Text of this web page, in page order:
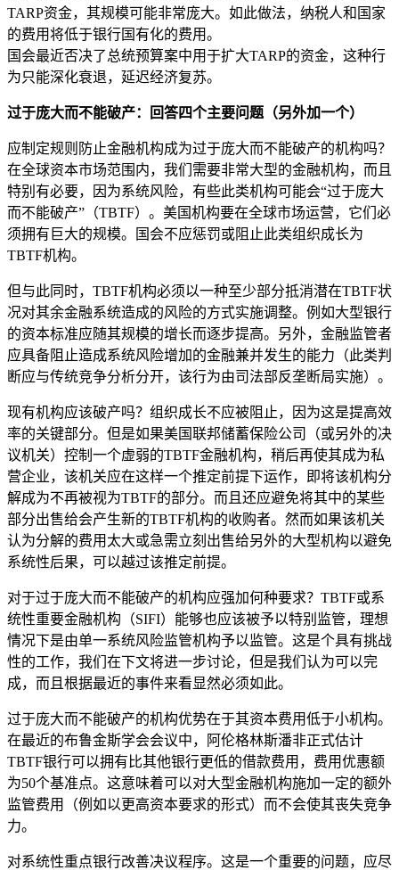
TARP资金，其规模可能非常庞大。如此做法，纳税人和国家
的费用将低于银行国有化的费用。
国会最近否决了总统预算案中用于扩大TARP的资金，这种行
为只能深化衰退，延迟经济复苏。
过于庞大而不能破产：回答四个主要问题（另外加一个）
应制定规则防止金融机构成为过于庞大而不能破产的机构吗？
在全球资本市场范围内，我们需要非常大型的金融机构，而且
特别有必要，因为系统风险，有些此类机构可能会“过于庞大
而不能破产”（TBTF）。美国机构要在全球市场运营，它们必
须拥有巨大的规模。国会不应惩罚或阻止此类组织成长为
TBTF机构。
但与此同时，TBTF机构必须以一种至少部分抵消潜在TBTF状
况对其余金融系统造成的风险的方式实施调整。例如大型银行
的资本标准应随其规模的增长而逐步提高。另外，金融监管者
应具备阻止造成系统风险增加的金融兼并发生的能力（此类判
断应与传统竞争分析分开，该行为由司法部反垄断局实施）。
现有机构应该破产吗？组织成长不应被阻止，因为这是提高效
率的关键部分。但是如果美国联邦储蓄保险公司（或另外的决
议机关）控制一个虚弱的TBTF金融机构，稍后再使其成为私
营企业，该机关应在这样一个推定前提下运作，即将该机构分
解成为不再被视为TBTF的部分。而且还应避免将其中的某些
部分出售给会产生新的TBTF机构的收购者。然而如果该机关
认为分解的费用太大或急需立刻出售给另外的大型机构以避免
系统性后果，可以越过该推定前提。
对于过于庞大而不能破产的机构应强加何种要求？TBTF或系
统性重要金融机构（SIFI）能够也应该被予以特别监管，理想
情况下是由单一系统风险监管机构予以监管。这是个具有挑战
性的工作，我们在下文将进一步讨论，但是我们认为可以完
成，而且根据最近的事件来看显然必须如此。
过于庞大而不能破产的机构优势在于其资本费用低于小机构。
在最近的布鲁金斯学会会议中，阿伦格林斯潘非正式估计
TBTF银行可以拥有比其他银行更低的借款费用，费用优惠额
为50个基准点。这意味着可以对大型金融机构施加一定的额外
监管费用（例如以更高资本要求的形式）而不会使其丧失竞争
力。
对系统性重点银行改善决议程序。这是一个重要的问题，应尽